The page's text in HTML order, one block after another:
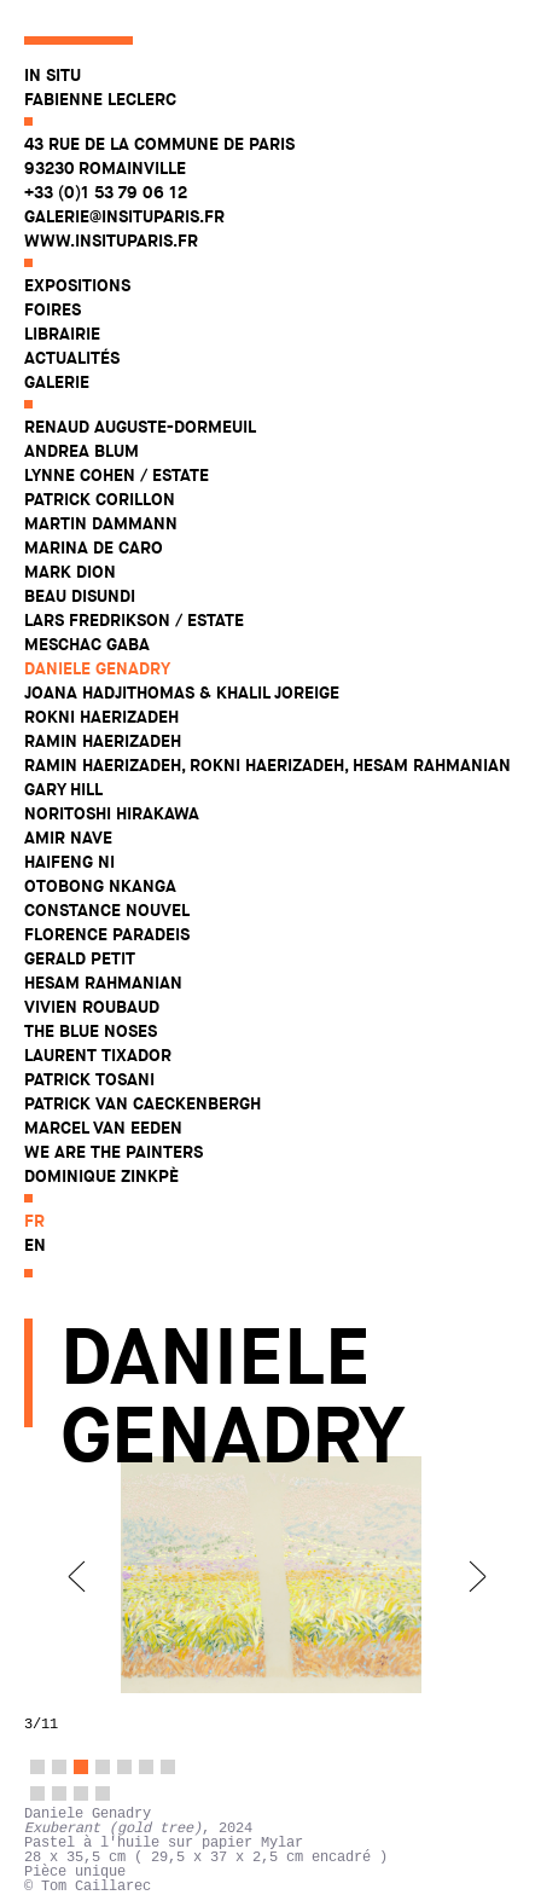
IN SITU
FABIENNE LECLERC
43 RUE DE LA COMMUNE DE PARIS
93230 ROMAINVILLE
+33 (0)1 53 79 06 12
GALERIE@INSITUPARIS.FR
WWW.INSITUPARIS.FR
EXPOSITIONS
FOIRES
LIBRAIRIE
ACTUALITÉS
GALERIE
RENAUD AUGUSTE-DORMEUIL
ANDREA BLUM
LYNNE COHEN / ESTATE
PATRICK CORILLON
MARTIN DAMMANN
MARINA DE CARO
MARK DION
BEAU DISUNDI
LARS FREDRIKSON / ESTATE
MESCHAC GABA
DANIELE GENADRY
JOANA HADJITHOMAS & KHALIL JOREIGE
ROKNI HAERIZADEH
RAMIN HAERIZADEH
RAMIN HAERIZADEH, ROKNI HAERIZADEH, HESAM RAHMANIAN
GARY HILL
NORITOSHI HIRAKAWA
AMIR NAVE
HAIFENG NI
OTOBONG NKANGA
CONSTANCE NOUVEL
FLORENCE PARADEIS
GERALD PETIT
HESAM RAHMANIAN
VIVIEN ROUBAUD
THE BLUE NOSES
LAURENT TIXADOR
PATRICK TOSANI
PATRICK VAN CAECKENBERGH
MARCEL VAN EEDEN
WE ARE THE PAINTERS
DOMINIQUE ZINKPÈ
FR
EN
DANIELE
GENADRY
3/11
Daniele Genadry
Exuberant (gold tree), 2024
Pastel à l'huile sur papier Mylar
28 x 35,5 cm ( 29,5 x 37 x 2,5 cm encadré )
Pièce unique
© Tom Caillarec